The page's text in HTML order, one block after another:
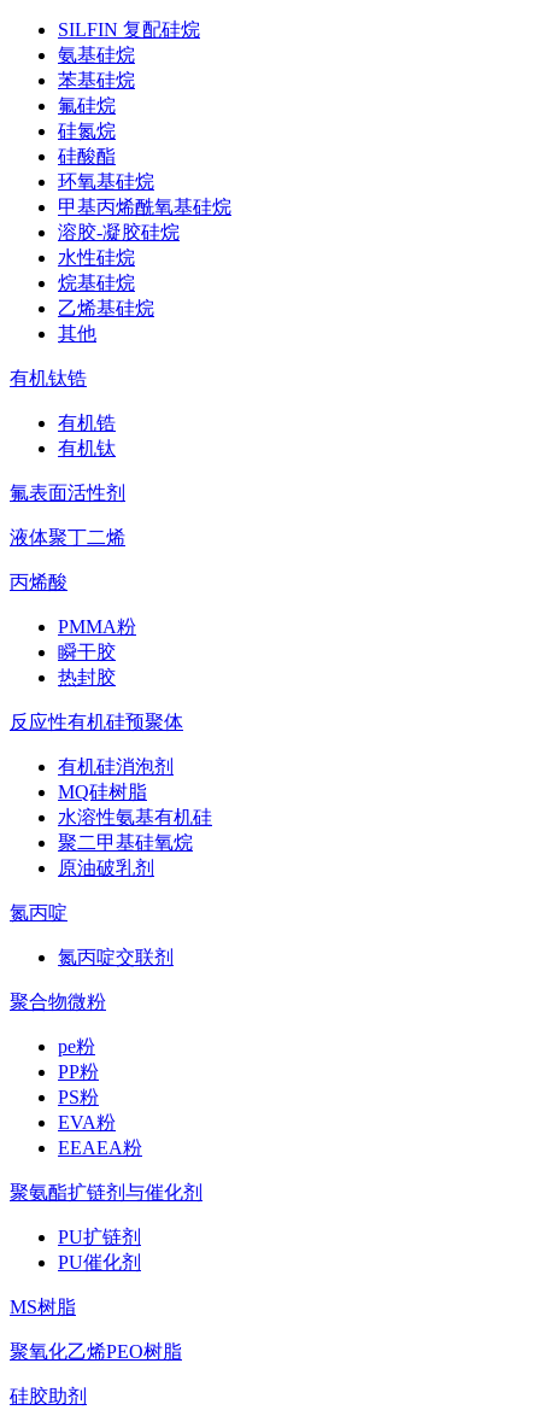
SILFIN 复配硅烷
氨基硅烷
苯基硅烷
氟硅烷
硅氮烷
硅酸酯
环氧基硅烷
甲基丙烯酰氧基硅烷
溶胶-凝胶硅烷
水性硅烷
烷基硅烷
乙烯基硅烷
其他
有机钛锆
有机锆
有机钛
氟表面活性剂
液体聚丁二烯
丙烯酸
PMMA粉
瞬干胶
热封胶
反应性有机硅预聚体
有机硅消泡剂
MQ硅树脂
水溶性氨基有机硅
聚二甲基硅氧烷
原油破乳剂
氮丙啶
氮丙啶交联剂
聚合物微粉
pe粉
PP粉
PS粉
EVA粉
EEAEA粉
聚氨酯扩链剂与催化剂
PU扩链剂
PU催化剂
MS树脂
聚氧化乙烯PEO树脂
硅胶助剂